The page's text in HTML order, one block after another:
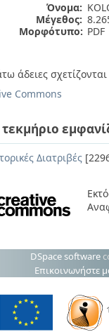
Όνομα:
Μέγεθος:
Μορφότυπο: PDF
άδειες
Commons
Διατριβές
DSpace software
Επικοινωνήστε